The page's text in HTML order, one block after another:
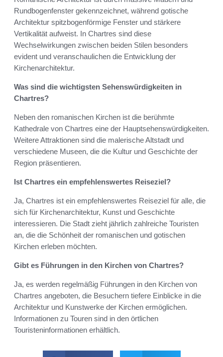
Rundbogenfenster gekennzeichnet, während gotische
Architektur spitzbogenförmige Fenster und stärkere
Vertikalität aufweist. In Chartres sind diese
Wechselwirkungen zwischen beiden Stilen besonders
evident und veranschaulichen die Entwicklung der
Kirchenarchitektur.
Was sind die wichtigsten Sehenswürdigkeiten in
Chartres?
Neben den romanischen Kirchen ist die berühmte
Kathedrale von Chartres eine der Hauptsehenswürdigkeiten.
Weitere Attraktionen sind die malerische Altstadt und
verschiedene Museen, die die Kultur und Geschichte der
Region präsentieren.
Ist Chartres ein empfehlenswertes Reiseziel?
Ja, Chartres ist ein empfehlenswertes Reiseziel für alle, die
sich für Kirchenarchitektur, Kunst und Geschichte
interessieren. Die Stadt zieht jährlich zahlreiche Touristen
an, die die Schönheit der romanischen und gotischen
Kirchen erleben möchten.
Gibt es Führungen in den Kirchen von Chartres?
Ja, es werden regelmäßig Führungen in den Kirchen von
Chartres angeboten, die Besuchern tiefere Einblicke in die
Architektur und Kunstwerke der Kirchen ermöglichen.
Informationen zu Touren sind in den örtlichen
Touristeninformationen erhältlich.